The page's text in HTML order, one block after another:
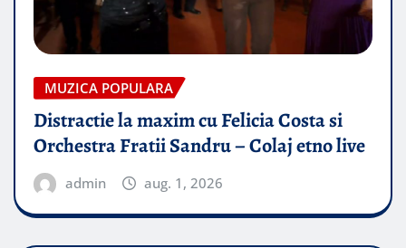
MUZICA POPULARA
Distractie la maxim cu Felicia Costa si
Orchestra Fratii Sandru – Colaj etno live
admin aug. 1, 2026